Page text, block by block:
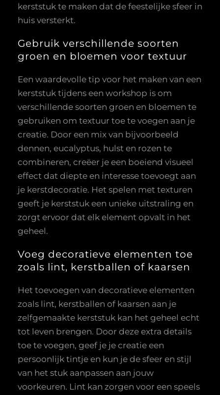
kerststuk te maken dat de feestelijke sfeer in
huis versterkt.
Gebruik verschillende soorten
groen en bloemen voor textuur
Een waardevolle tip voor het maken van een
kerststuk tijdens een workshop is om
verschillende soorten groen en bloemen te
gebruiken om textuur toe te voegen aan je
creatie. Door een mix van bijvoorbeeld
dennen, eucalyptus, hulst en rozen te
combineren, creëer je een boeiend visueel
effect dat diepte en interesse toevoegt aan
je kerstdecoratie. Het spelen met texturen
geeft je kerststuk een unieke uitstraling en
zorgt ervoor dat elk element opvalt in het
geheel.
Voeg decoratieve elementen toe
zoals lint, kerstballen of kaarsen
Het toevoegen van decoratieve elementen
zoals lint, kerstballen of kaarsen aan je
zelfgemaakte kerststuk kan het geheel echt
tot leven brengen. Door deze extra details
toe te voegen, geef je je creatie een
persoonlijk tintje en kun je de sfeer en stijl
van het stuk aanpassen aan jouw
voorkeuren. Lint kan zorgen voor een speels